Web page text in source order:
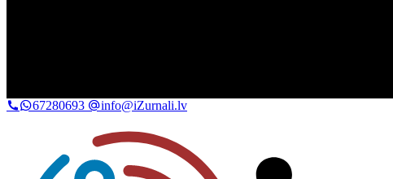
67280693 info@iZurnali.lv